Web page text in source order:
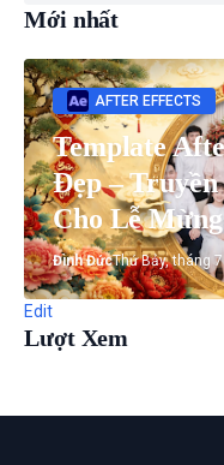
Mới nhất
AFTER EFFECTS
Template
Đẹp – Truyền
Cho Lễ
Đình ĐứcThứ Bảy, tháng
Edit
Lượt Xem